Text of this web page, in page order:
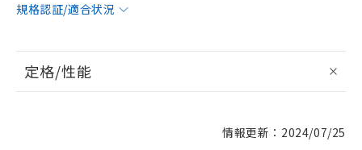
規格認証/適合状況
定格/性能
情報更新：2024/07/25